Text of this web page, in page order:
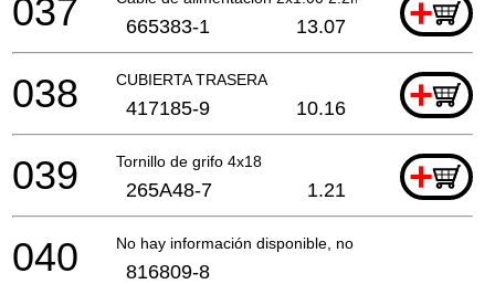
+
037 665383-1 13.07
CUBIERTA TRASERA +
038 417185-9 10.16
Tornillo de grifo 4x18 +
039 265A48-7 1.21
No hay información disponible, no se puede pedir
040 816809-8